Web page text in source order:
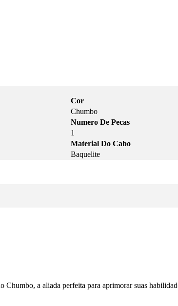
Cor
Chumbo
Numero De Pecas
1
Material Do Cabo
Baquelite
a aliada perfeita para aprimorar suas